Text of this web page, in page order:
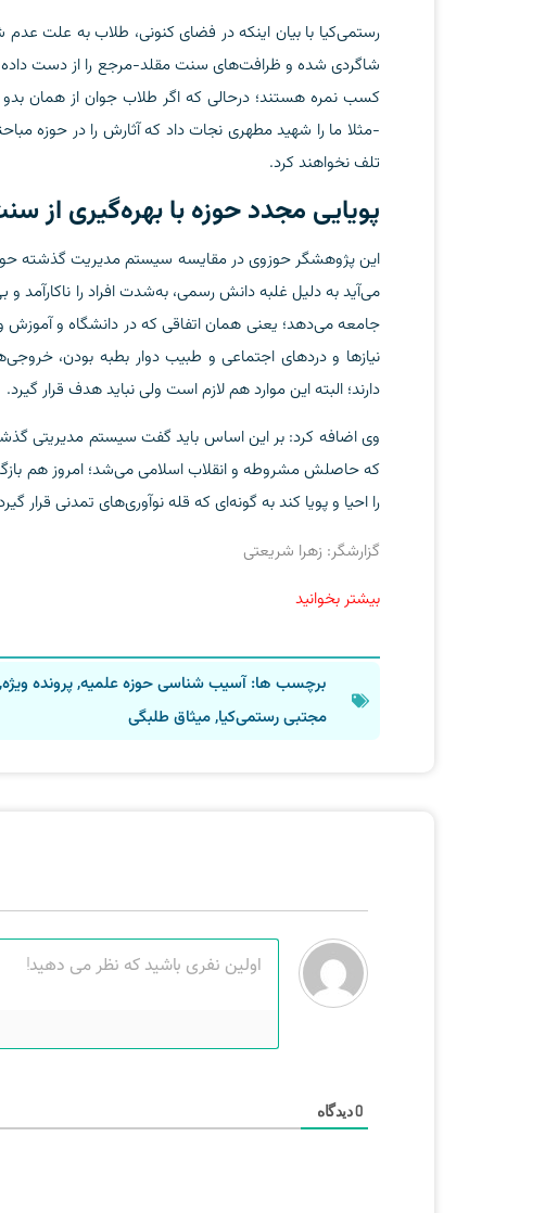
رستمی‌کیا با بیان اینکه در فضای کنونی، طلاب به علت
شاگردی شده و ظرافت‌های سنت مقلد-مرجع را از دست داده
کسب نمره هستند؛ درحالی که اگر طلاب جوان از همان
-مثلا ما را شهید مطهری نجات داد که آثارش را در حوزه
تلف نخواهند کرد.
پویایی مجدد حوزه با بهره‌گیری از
این پژوهشگر حوزوی در مقایسه سیستم مدیریت گذشته
می‌آید به دلیل غلبه دانش رسمی، به‌شدت افراد را ناکارآمد
جامعه می‌دهد؛ یعنی همان اتفاقی که در دانشگاه و
نیازها و دردهای اجتماعی و طبیب دوار بطبه بودن،
دارند؛ البته این موارد هم لازم است ولی نباید هدف قرار گیرد.
وی اضافه کرد: بر این اساس باید گفت سیستم مدیریتی
که حاصلش مشروطه و انقلاب اسلامی می‌شد؛ امروز هم
را احیا و پویا کند به گونه‌ای که قله نوآوری‌های تمدنی قرار
گزارشگر: زهرا شریعتی
بیشتر بخوانید
برچسب ها: آسیب شناسی حوزه علمیه,پرونده ویژه,
مجتبی رستمی‌کیا,میثاق طلبگی
0دیدگاه